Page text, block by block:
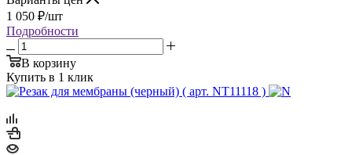
1 050 ₽/шт
Подробности
В корзину
Купить в 1 клик